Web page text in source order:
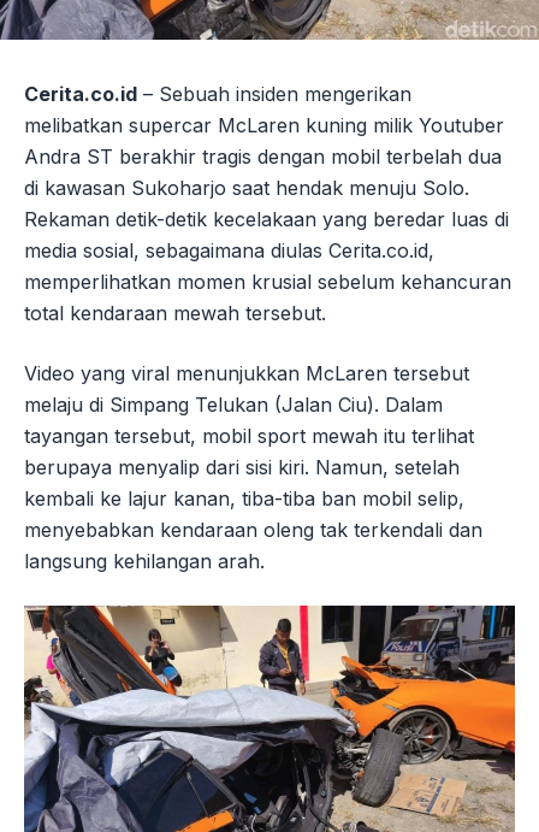
Cerita.co.id – Sebuah insiden mengerikan
melibatkan supercar McLaren kuning milik Youtuber
Andra ST berakhir tragis dengan mobil terbelah dua
di kawasan Sukoharjo saat hendak menuju Solo.
Rekaman detik-detik kecelakaan yang beredar luas di
media sosial, sebagaimana diulas Cerita.co.id,
memperlihatkan momen krusial sebelum kehancuran
total kendaraan mewah tersebut.
Video yang viral menunjukkan McLaren tersebut
melaju di Simpang Telukan (Jalan Ciu). Dalam
tayangan tersebut, mobil sport mewah itu terlihat
berupaya menyalip dari sisi kiri. Namun, setelah
kembali ke lajur kanan, tiba-tiba ban mobil selip,
menyebabkan kendaraan oleng tak terkendali dan
langsung kehilangan arah.